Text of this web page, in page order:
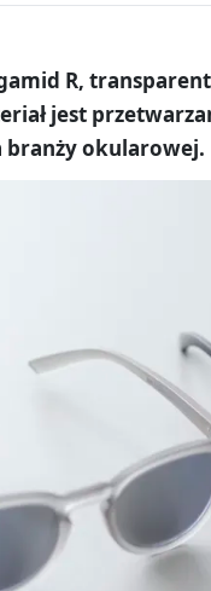
R,
jest
okularowej.